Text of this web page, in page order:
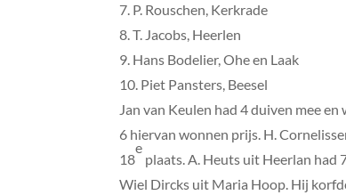
7. P. Rouschen, Kerkrade
8. T. Jacobs, Heerlen
9. Hans Bodelier, Ohe en Laak
10. Piet Pansters, Beesel
Jan van Keulen had 4 duiven mee
6 hiervan wonnen prijs. H.
18
e
plaats. A. Heuts uit Heerlan had
Wiel Dircks uit Maria Hoop. Hij